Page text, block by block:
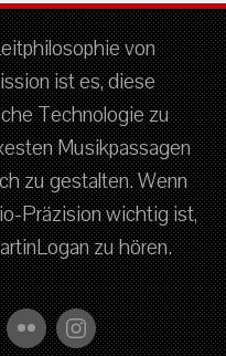
von
ist es, diese
Technologie zu
Musikpassagen
zu gestalten. Wenn
Präzision wichtig ist,
zu hören.